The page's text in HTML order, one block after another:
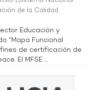
de la Calidad
Educación y
“Mapa Funcional
fines de certificación de
El MFSE ...